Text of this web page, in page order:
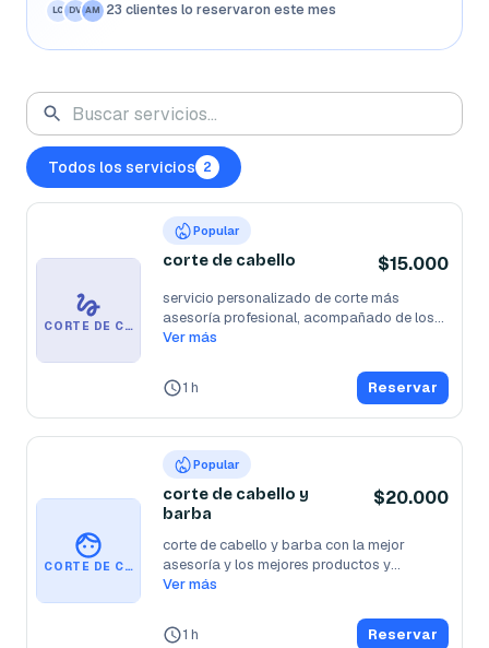
MR CR JP 23 clientes lo reservaron este mes
Todos los servicios 2
CORTE DE CABELLO
Popular
corte de cabello $15.000
servicio personalizado de corte más
asesoría profesional, acompañado de los...
Ver más
1 h Reservar
CORTE DE CABELLO Y BARBA
Popular
corte de cabello y
barba
$20.000
corte de cabello y barba con la mejor
asesoría y los mejores productos y...
Ver más
1 h Reservar